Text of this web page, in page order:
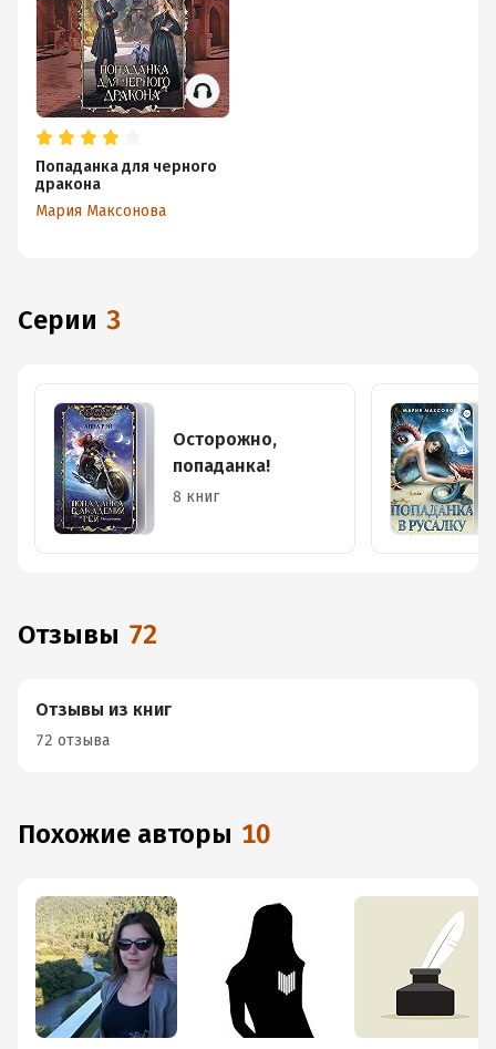
Попаданка для черного
дракона
Мария Максонова
Серии 3
Осторожно,
попаданка!
8 книг
Отзывы 72
Отзывы из книг
72 отзыва
Похожие авторы 10